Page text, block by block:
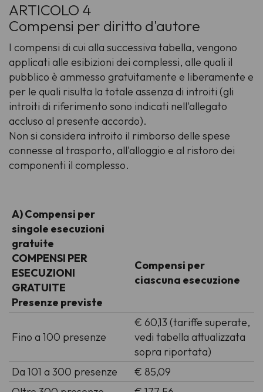
ARTICOLO 4
Compensi per diritto d'autore
I compensi di cui alla successiva tabella, vengono
applicati alle esibizioni dei complessi, alle quali il
pubblico è ammesso gratuitamente e liberamente e
per le quali risulta la totale assenza di introiti (gli
introiti di riferimento sono indicati nell'allegato
accluso al presente accordo).
Non si considera introito il rimborso delle spese
connesse al trasporto, all'alloggio e al ristoro dei
componenti il complesso.
A) Compensi per
singole esecuzioni
gratuite
COMPENSI PER
ESECUZIONI
GRATUITE
Presenze previste
Compensi per
ciascuna esecuzione
Fino a 100 presenze
€ 60,13 (tariffe superate,
vedi tabella attualizzata
sopra riportata)
Da 101 a 300 presenze
€ 85,09